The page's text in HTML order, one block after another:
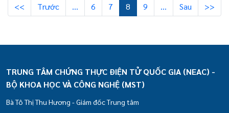
<< Trước … 6 7 8 9 … Sau >>
TRUNG TÂM CHỨNG THỰC ĐIỆN TỬ QUỐC GIA (NEAC) -
BỘ KHOA HỌC VÀ CÔNG NGHỆ (MST)
Bà Tô Thị Thu Hương - Giám đốc Trung tâm